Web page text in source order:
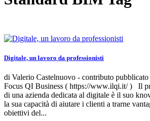
Digitale, un lavoro da professionisti
di Valerio Castelnuovo - contributo
Focus QI Business ( https://www.ilqi.it/ ) Il
di una azienda dedicata al digitale è il suo
la sua capacità di aiutare i clienti a trarne
obiettivi del...